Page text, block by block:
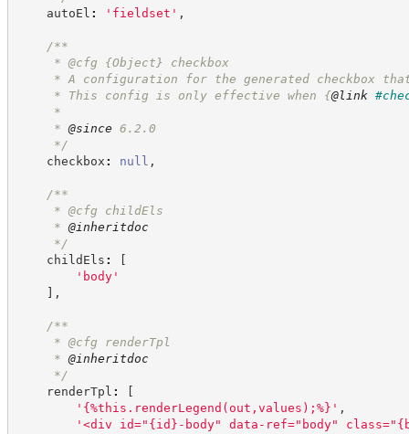
autoEl : ' fieldset ' ,
/**
* @cfg {Object}
checkbox
* A configuration for the generated checkbox
* This config is only effective when {@link
*
* @since 6.2.0
*/
checkbox : null ,
/**
* @cfg childEls
* @inheritdoc
*/
childEls :
[
' body'
] ,
/**
* @cfg renderTpl
* @inheritdoc
*/
renderTpl :
[
' {%this.renderLegend(out,values);%} ' ,
' <div id="{id}-body" data-ref="body"